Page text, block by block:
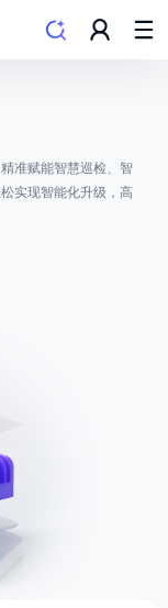
准赋能智慧巡检、智
实现智能化升级，高